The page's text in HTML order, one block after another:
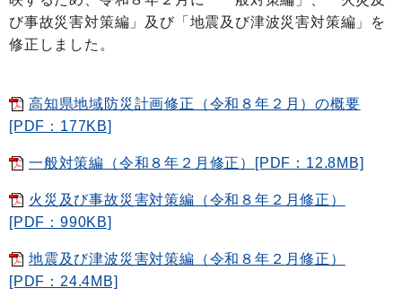
び事故災害対策編」及び「地震及び津波災害対策編」を
修正しました。
高知県地域防災計画修正（令和８年２月）の概要
[PDF：177KB]
一般対策編（令和８年２月修正）[PDF：12.8MB]
火災及び事故災害対策編（令和８年２月修正）
[PDF：990KB]
地震及び津波災害対策編（令和８年２月修正）
[PDF：24.4MB]